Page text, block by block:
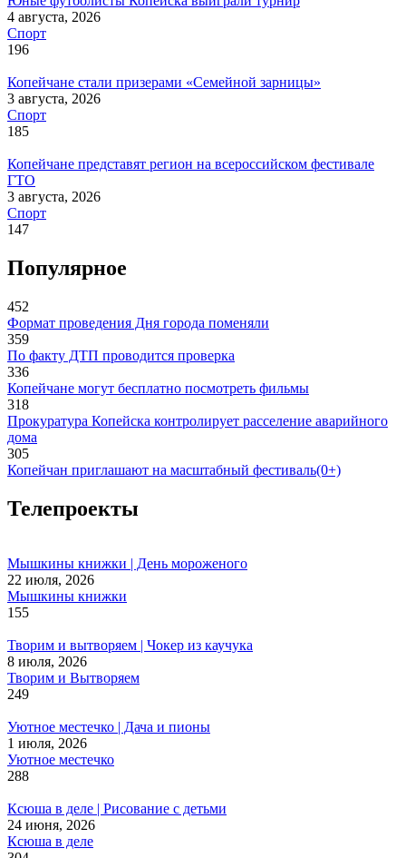
4 августа, 2026
Спорт
196
Копейчане стали призерами «Семейной зарницы»
3 августа, 2026
Спорт
185
Копейчане представят регион на всероссийском фестивале
ГТО
3 августа, 2026
Спорт
147
Популярное
452
Формат проведения Дня города поменяли
359
По факту ДТП проводится проверка
336
Копейчане могут бесплатно посмотреть фильмы
318
Прокуратура Копейска контролирует расселение аварийного
дома
305
Копейчан приглашают на масштабный фестиваль(0+)
Телепроекты
Мышкины книжки | День мороженого
22 июля, 2026
Мышкины книжки
155
Творим и вытворяем | Чокер из каучука
8 июля, 2026
Творим и Вытворяем
249
Уютное местечко | Дача и пионы
1 июля, 2026
Уютное местечко
288
Ксюша в деле | Рисование с детьми
24 июня, 2026
Ксюша в деле